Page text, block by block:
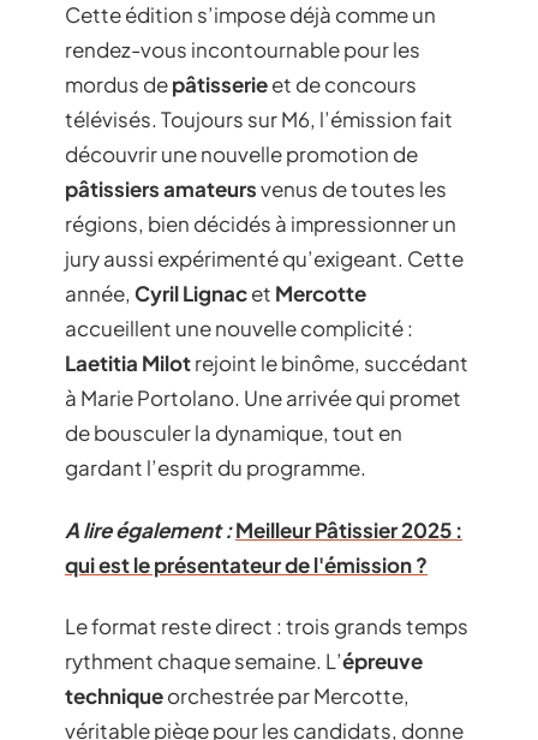
Cette édition s’impose déjà comme un
rendez-vous incontournable pour les
mordus depâtisserieet de concours
télévisés. Toujours sur M6, l’émission fait
découvrir une nouvelle promotion de
pâtissiers amateursvenus de toutes les
régions, bien décidés à impressionner un
jury aussi expérimenté qu’exigeant. Cette
année, Cyril Lignacet Mercotte
accueillent une nouvelle complicité :
Laetitia Milotrejoint le binôme, succédant
à Marie Portolano. Une arrivée qui promet
de bousculer la dynamique, tout en
gardant l’esprit du programme.
A lire également :Meilleur Pâtissier 2025 :
qui est le présentateur de l'émission ?
Le format reste direct : trois grands temps
rythment chaque semaine. L’épreuve
techniqueorchestrée par Mercotte,
véritable piège pour les candidats, donne